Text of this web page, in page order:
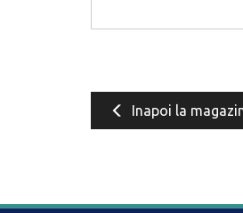
Inapoi la